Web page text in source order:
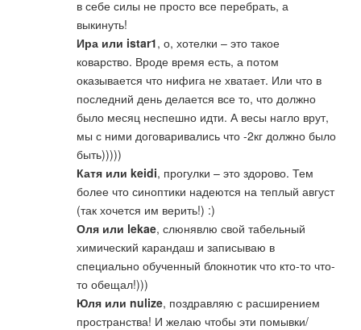
в себе силы не просто все перебрать, а
выкинуть!
Ира или istar1, о, хотелки – это такое
коварство. Вроде время есть, а потом
оказывается что нифига не хватает. Или что в
последний день делается все то, что должно
было месяц неспешно идти. А весы нагло врут,
мы с ними договаривались что -2кг должно было
быть)))))
Катя или keidi, прогулки – это здорово. Тем
более что синоптики надеются на теплый август
(так хочется им верить!) :)
Оля или lekae, слюнявлю свой табельный
химический карандаш и записываю в
специально обученный блокнотик что кто-то что-
то обещал!)))
Юля или nulize, поздравляю с расширением
пространства! И желаю чтобы эти помывки/